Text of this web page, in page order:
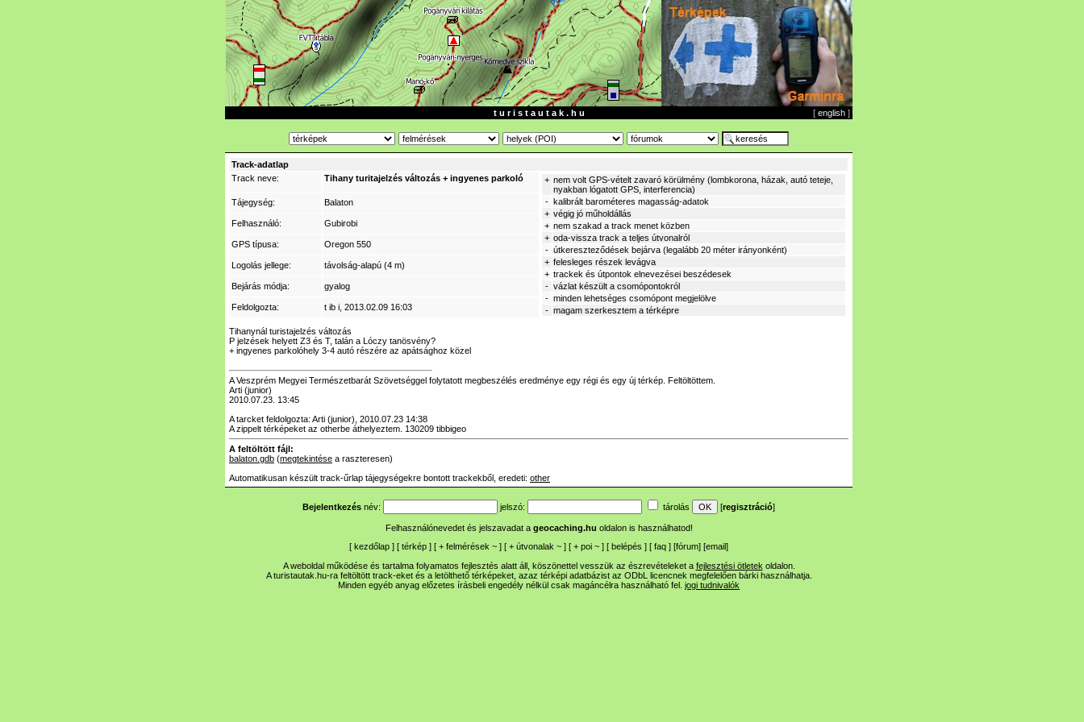
t u r i s t a u t a k . h u [ english ]
Track-adatlap
Track neve:
Tihany turitajelzés változás + ingyenes parkoló + nem volt GPS-vételt zavaró körülmény (lombkorona, házak, autó teteje,
nyakban lógatott GPS, interferencia)
- kalibrált barométeres magasság-adatok
+ végig jó műholdállás
+ nem szakad a track menet közben
+ oda-vissza track a teljes útvonalról
- útkereszteződések bejárva (legalább 20 méter irányonként)
+ felesleges részek levágva
+ trackek és útpontok elnevezései beszédesek
- vázlat készült a csomópontokról
- minden lehetséges csomópont megjelölve
- magam szerkesztem a térképre
Tájegység: Balaton
Felhasználó: Gubirobi
GPS típusa: Oregon 550
Logolás jellege: távolság-alapú (4 m)
Bejárás módja: gyalog
Feldolgozta: t ib i , 2013.02.09 16:03
Tihanynál turistajelzés változás
P jelzések helyett Z3 és T, talán a Lóczy tanösvény?
+ ingyenes parkolóhely 3-4 autó részére az apátsághoz közel
A Veszprém Megyei Természetbarát Szövetséggel folytatott megbeszélés eredménye egy régi és egy új térkép. Feltöltöttem.
Arti (junior)
2010.07.23. 13:45
A tarcket feldolgozta: Arti (junior), 2010.07.23 14:38
A zippelt térképeket az otherbe áthelyeztem. 130209 tibbigeo
A feltöltött fájl:
balaton.gdb (megtekintése a raszteresen)
Automatikusan készült track-űrlap tájegységekre bontott trackekből, eredeti: other
Bejelentkezés név: jelszó: tárolás [regisztráció]
Felhasználónevedet és jelszavadat a geocaching.hu oldalon is használhatod!
[ kezdőlap ] [ térkép ] [ + felmérések ~ ] [ + útvonalak ~ ] [ + poi ~ ] [ belépés ] [ faq ] [fórum] [email]
A weboldal működése és tartalma folyamatos fejlesztés alatt áll, köszönettel vesszük az észrevételeket a fejlesztési ötletek oldalon.
A turistautak.hu-ra feltöltött track-eket és a letölthető térképeket, azaz térképi adatbázist az ODbL licencnek megfelelően bárki használhatja.
Minden egyéb anyag előzetes írásbeli engedély nélkül csak magáncélra használható fel. jogi tudnivalók